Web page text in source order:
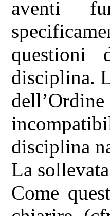
aventi
questioni
disciplina.
disciplina
La
Come